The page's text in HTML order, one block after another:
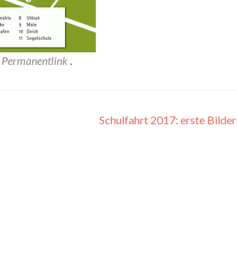
Permanentlink .
Schulfahrt 2017: erste Bilder